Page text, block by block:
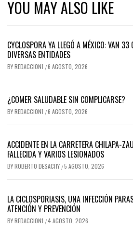
YOU MAY ALSO LIKE
CYCLOSPORA YA LLEGÓ A MÉXICO: VAN
DIVERSAS ENTIDADES
BYREDACCION1 /6 AGOSTO, 2026
¿COMER SALUDABLE SIN COMPLICARSE?
BYREDACCION1 /6 AGOSTO, 2026
ACCIDENTE EN LA CARRETERA CHILAPA-
FALLECIDA Y VARIOS LESIONADOS
BYROBERTO DESACHY /5 AGOSTO, 2026
LA CICLOSPORIASIS, UNA INFECCIÓN
ATENCIÓN Y PREVENCIÓN
BYREDACCION1 /4 AGOSTO, 2026